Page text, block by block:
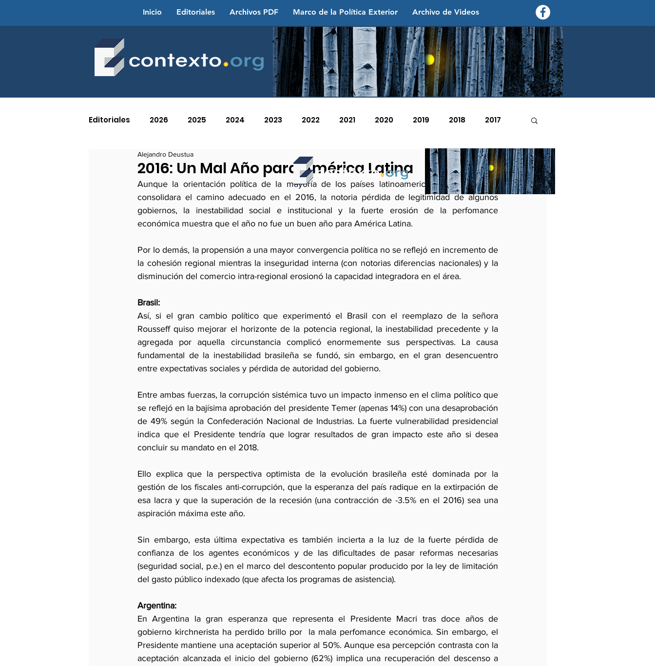
Inicio Editoriales Archivos PDF Marco de la Política Exterior Archivo de Videos
contexto - politica exterior
Editoriales 2026 2025 2024 2023 2022 2021 2020 2019 2018 2017
2015 2014 2011 2010 2007 2006
2004 2003
2016: Un Mal Año para América Latina
Alejandro Deustua
Aunque la orientación política de la mayoría de los países latinoamericanos encontrara o
consolidara el camino adecuado en el 2016, la notoria pérdida de legitimidad de algunos
gobiernos, la inestabilidad social e institucional y la fuerte erosión de la perfomance
económica muestra que el año no fue un buen año para América Latina.
Por lo demás, la propensión a una mayor convergencia política no se reflejó en incremento de
la cohesión regional mientras la inseguridad interna (con notorias diferencias nacionales) y la
disminución del comercio intra-regional erosionó la capacidad integradora en el área.
Brasil:
Así, si el gran cambio político que experimentó el Brasil con el reemplazo de la señora
Rousseff quiso mejorar el horizonte de la potencia regional, la inestabilidad precedente y la
agregada por aquella circunstancia complicó enormemente sus perspectivas. La causa
fundamental de la inestabilidad brasileña se fundó, sin embargo, en el gran desencuentro
entre expectativas sociales y pérdida de autoridad del gobierno.
Entre ambas fuerzas, la corrupción sistémica tuvo un impacto inmenso en el clima político que
se reflejó en la bajísima aprobación del presidente Temer (apenas 14%) con una desaprobación
de 49% según la Confederación Nacional de Industrias. La fuerte vulnerabilidad presidencial
indica que el Presidente tendría que lograr resultados de gran impacto este año si desea
concluir su mandato en el 2018.
Ello explica que la perspectiva optimista de la evolución brasileña esté dominada por la
gestión de los fiscales anti-corrupción, que la esperanza del país radique en la extirpación de
esa lacra y que la superación de la recesión (una contracción de -3.5% en el 2016) sea una
aspiración máxima este año.
Sin embargo, esta última expectativa es también incierta a la luz de la fuerte pérdida de
confianza de los agentes económicos y de las dificultades de pasar reformas necesarias
(seguridad social, p.e.) en el marco del descontento popular producido por la ley de limitación
del gasto público indexado (que afecta los programas de asistencia).
Argentina:
En Argentina la gran esperanza que representa el Presidente Macri tras doce años de
gobierno kirchnerista ha perdido brillo por  la mala perfomance económica. Sin embargo, el
Presidente mantiene una aceptación superior al 50%. Aunque esa percepción contrasta con la
aceptación alcanzada el inicio del gobierno (62%) implica una recuperación del descenso a